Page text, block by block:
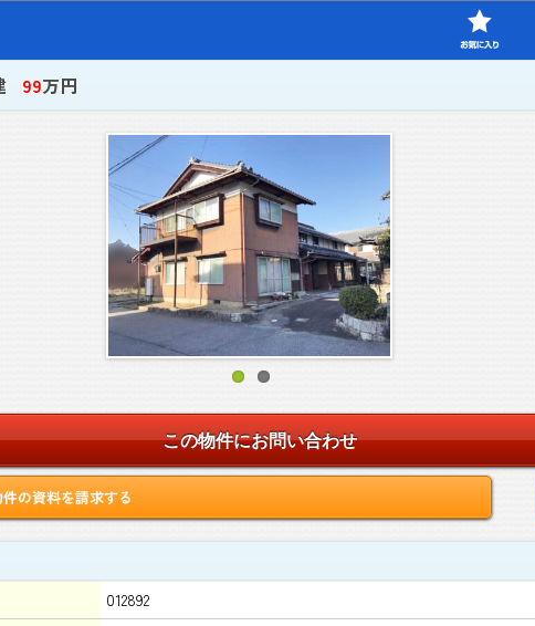
99万円
この物件にお問い合わせ
件の資料を請求する
012892